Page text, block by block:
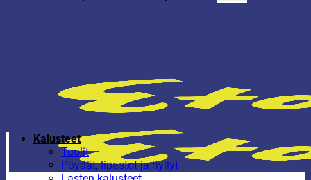
Kalusteet
Tuolit
Pöydät, lipastot ja hyllyt